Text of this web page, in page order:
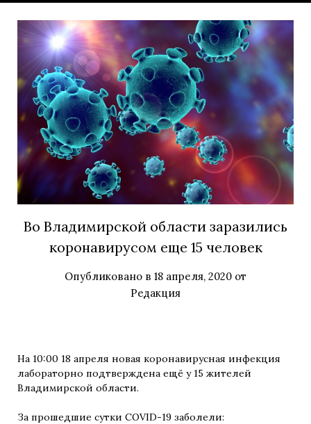
Во Владимирской области заразились
коронавирусом еще 15 человек
Опубликовано в 18 апреля, 2020 от
Редакция
На 10:00 18 апреля новая коронавирусная инфекция
лабораторно подтверждена ещё у 15 жителей
Владимирской области.
За прошедшие сутки COVID-19 заболели: